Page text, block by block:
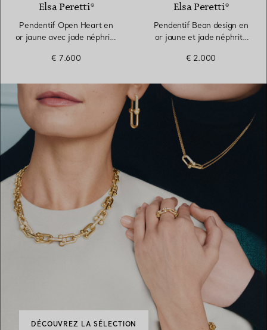
Elsa Peretti®
Pendentif Open Heart en
or jaune avec jade néphrite
€ 7.600
Elsa Peretti®
Pendentif Bean design en
or jaune et jade néphrite
€ 2.000
DÉCOUVREZ LA SÉLECTION